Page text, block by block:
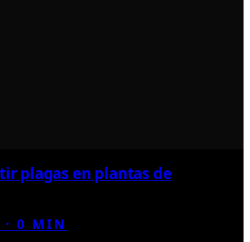
plagas en plantas de
·0 MIN